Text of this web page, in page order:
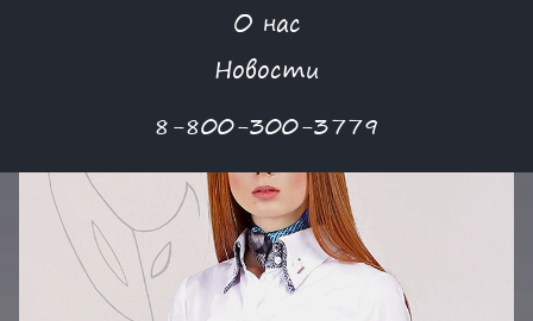
О нас
Новости
8-800-300-3779